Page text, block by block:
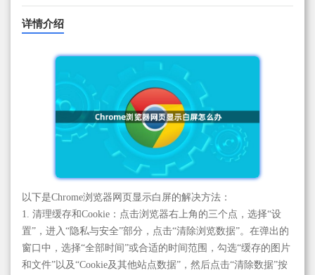
详情介绍
以下是Chrome浏览器网页显示白屏的解决方法：
1. 清理缓存和Cookie：点击浏览器右上角的三个点，选择“设
置”，进入“隐私与安全”部分，点击“清除浏览数据”。在弹出的
窗口中，选择“全部时间”或合适的时间范围，勾选“缓存的图片
和文件”以及“Cookie及其他站点数据”，然后点击“清除数据”按